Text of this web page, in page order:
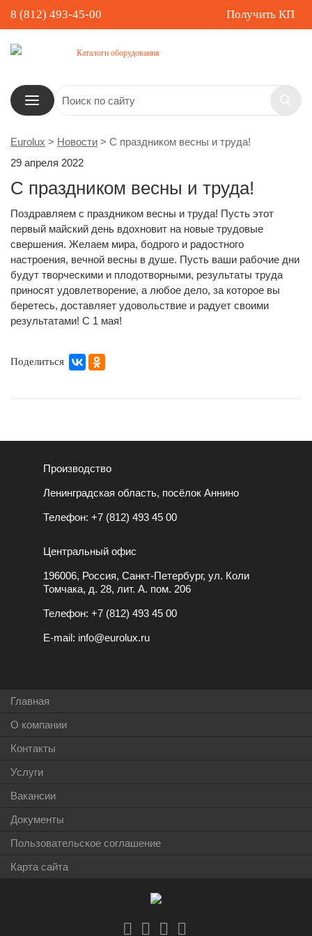
8 (812) 493-45-00 Получить КП
Каталоги оборудования
Eurolux > Новости > С праздником весны и труда!
29 апреля 2022
С праздником весны и труда!
Поздравляем с праздником весны и труда! Пусть этот
первый майский день вдохновит на новые трудовые
свершения. Желаем мира, бодрого и радостного
настроения, вечной весны в душе. Пусть ваши рабочие дни
будут творческими и плодотворными, результаты труда
приносят удовлетворение, а любое дело, за которое вы
беретесь, доставляет удовольствие и радует своими
результатами! С 1 мая!
Поделиться
Производство
Ленинградская область, посёлок Аннино
Телефон: +7 (812) 493 45 00
Центральный офис
196006, Россия, Санкт-Петербург, ул. Коли
Томчака, д. 28, лит. А. пом. 206
Телефон: +7 (812) 493 45 00
E-mail: info@eurolux.ru
Главная
О компании
Контакты
Услуги
Вакансии
Документы
Пользовательское соглашение
Карта сайта